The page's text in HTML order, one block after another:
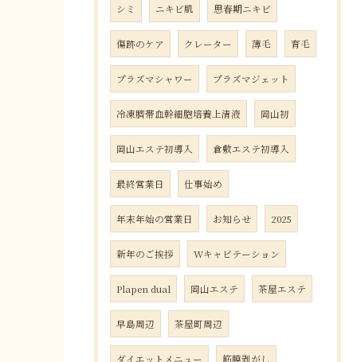
シミ ニキビ肌 思春期ニキビ
傷跡のケア クレーター 薄毛 育毛
プラズマシャワー プラズマジェット
冷凍臍帯血幹細胞培養上清液 岡山初
岡山エステ初導入 倉敷エステ初導入
最終営業日 仕事始め
年末年始の営業日 お知らせ 2025
新年のご挨拶 Wキャビテーション
Plapen dual 岡山エステ 茶屋エステ
早島周辺 茶屋町周辺
ダイエットメニュー 筋膜剥がし